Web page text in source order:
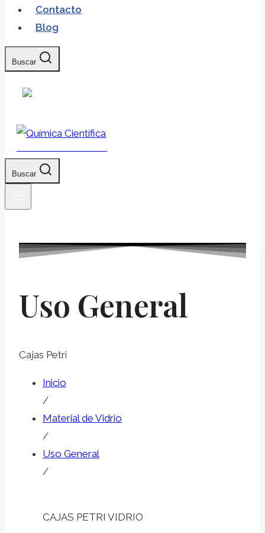
Contacto
Blog
Buscar
Buscar
Uso General
Cajas Petri
Inicio
/
Material de Vidrio
/
Uso General
/
CAJAS PETRI VIDRIO